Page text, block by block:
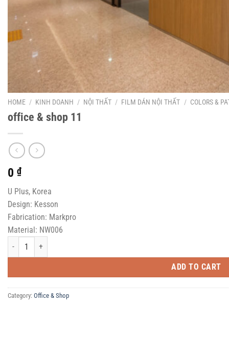
HOME / KINH DOANH / NỘI THẤT / FILM DÁN NỘI THẤT / COLORS &
office & shop 11
0 ₫
U Plus, Korea
Design: Kesson
Fabrication: Markpro
Material: NW006
office & shop 11 quantity
ADD TO CART
Category: Office & Shop